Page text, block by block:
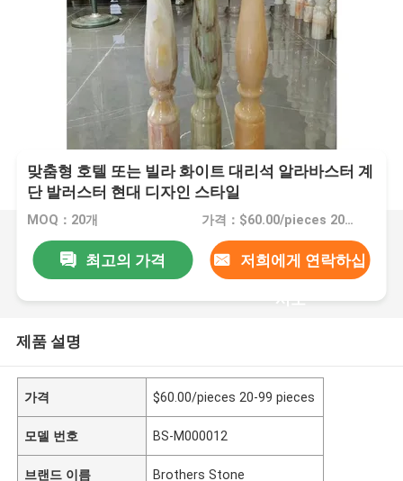
맞춤형 호텔 또는 빌라 화이트 대리석 알라바스터 계
단 발러스터 현대 디자인 스타일
MOQ：20개 가격：$60.00/pieces 20-99 pieces
최고의 가격 저희에게 연락하십
시오
제품 설명
가격 $60.00/pieces 20-99 pieces
모델 번호 BS-M000012
브랜드 이름 Brothers Stone